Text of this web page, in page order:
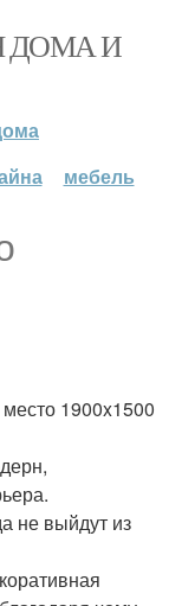
ДОМА И
мебель
1900x1500
не выйдут из